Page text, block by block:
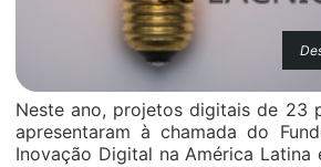
Neste ano, projetos digitais de 23
apresentaram à chamada do
Inovação Digital na América Latina